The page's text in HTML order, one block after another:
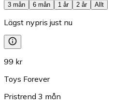
3 mån
6 mån 1 år 2 år Allt
Lägst nypris just nu
99 kr
Toys Forever
Pristrend 3 mån